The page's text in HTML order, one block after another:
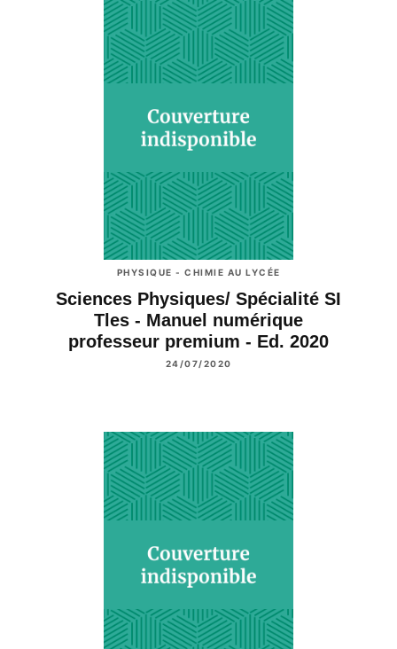
PHYSIQUE - CHIMIE AU LYCÉE
Sciences Physiques/ Spécialité SI
Tles - Manuel numérique
professeur premium - Ed. 2020
24/07/2020